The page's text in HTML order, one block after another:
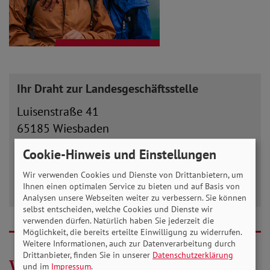
Ihr Draht zur Landesgeschäftsstelle
Luisenstraße 41
65185 Wiesbaden
Telefax: 0611-85043
E-Mail:info(at)sovd-hessen.de
Wissenswertes rund um das Thema
Cookie-Hinweis und Einstellungen
Wir verwenden Cookies und Dienste von Drittanbietern, um
Ihnen einen optimalen Service zu bieten und auf Basis von
Analysen unsere Webseiten weiter zu verbessern. Sie können
selbst entscheiden, welche Cookies und Dienste wir
verwenden dürfen. Natürlich haben Sie jederzeit die
Möglichkeit, die bereits erteilte Einwilligung zu widerrufen.
Weitere Informationen, auch zur Datenverarbeitung durch
Drittanbieter, finden Sie in unserer Datenschutzerklärung
und im Impressum.